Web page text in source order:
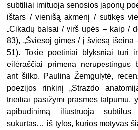
subtiliai imituoja senosios japonų
ištars / vienišą akmenį / sutikęs
„Cikadų balsai / virš upės – kaip /
83), „Šviesoj gimęs / į šviesą išeina
51). Tokie poetiniai blyksniai turi
eilėraščiai primena nerūpestingus
ant šilko. Paulina Žemgulytė,
poezijos rinkinį „Strazdo
trieiliai pasižymi prasmės talpumu,
apibūdinimą iliustruoja subtilus
sukurtas… iš tylos, kurios motyvas